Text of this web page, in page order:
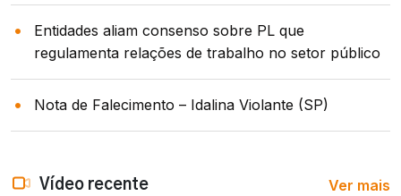
Entidades aliam consenso sobre PL que
regulamenta relações de trabalho no setor público
Nota de Falecimento – Idalina Violante (SP)
Vídeo recente Ver mais